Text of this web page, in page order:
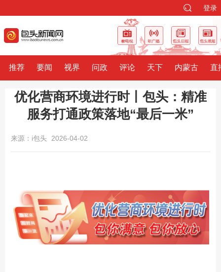
登录
推荐 要闻 视界 问政 评论 天下 内蒙古 直
优化营商环境进行时丨包头：精准
服务打通政策落地“最后一米”
来源：i包头 2026-04-02